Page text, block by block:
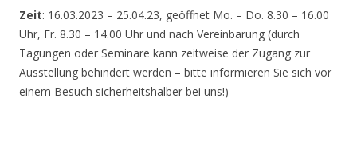
Zeit: 16.03.2023 – 25.04.23, geöffnet Mo. – Do. 8.30 – 16.00
Uhr, Fr. 8.30 – 14.00 Uhr und nach Vereinbarung (durch
Tagungen oder Seminare kann zeitweise der Zugang zur
Ausstellung behindert werden – bitte informieren Sie sich vor
einem Besuch sicherheitshalber bei uns!)